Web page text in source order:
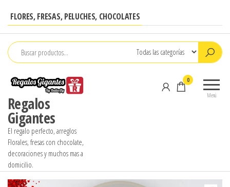
contenido
FLORES, FRESAS, PELUCHES, CHOCOLATES
Regalos
Gigantes
El regalo perfecto, arreglos
Florales, fresas con chocolate,
decoraciones y muchos mas a
domicilio.
Menú
0